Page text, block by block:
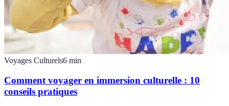
Voyages Culturels6 min
Comment voyager en immersion culturelle : 10
conseils pratiques